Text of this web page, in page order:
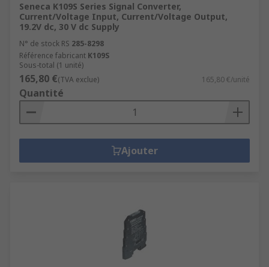
Seneca K109S Series Signal Converter,
Current/Voltage Input, Current/Voltage Output,
19.2V dc, 30 V dc Supply
N° de stock RS 285-8298
Référence fabricant K109S
Sous-total (1 unité)
165,80 €(TVA exclue) 165,80 €/unité
Quantité
Ajouter